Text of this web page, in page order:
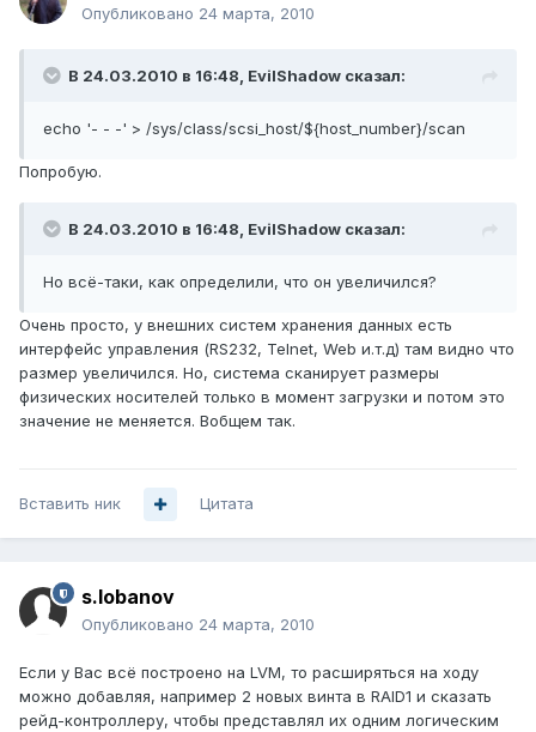
Опубликовано 24 марта, 2010
В 24.03.2010 в 16:48, EvilShadow сказал:
echo '- - -' > /sys/class/scsi_host/${host_number}/scan
Попробую.
В 24.03.2010 в 16:48, EvilShadow сказал:
Но всё-таки, как определили, что он увеличился?
Очень просто, у внешних систем хранения данных есть
интерфейс управления (RS232, Telnet, Web и.т.д) там видно что
размер увеличился. Но, система сканирует размеры
физических носителей только в момент загрузки и потом это
значение не меняется. Вобщем так.
Вставить ник Цитата
s.lobanov
Опубликовано 24 марта, 2010
Если у Вас всё построено на LVM, то расширяться на ходу
можно добавляя, например 2 новых винта в RAID1 и сказать
рейд-контроллеру, чтобы представлял их одним логическим